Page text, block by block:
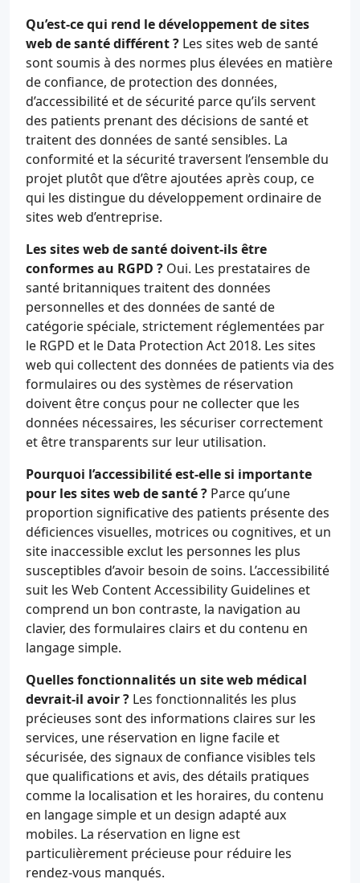
Qu’est-ce qui rend le développement de sites
web de santé différent ? Les sites web de santé
sont soumis à des normes plus élevées en matière
de confiance, de protection des données,
d’accessibilité et de sécurité parce qu’ils servent
des patients prenant des décisions de santé et
traitent des données de santé sensibles. La
conformité et la sécurité traversent l’ensemble du
projet plutôt que d’être ajoutées après coup, ce
qui les distingue du développement ordinaire de
sites web d’entreprise.
Les sites web de santé doivent-ils être
conformes au RGPD ? Oui. Les prestataires de
santé britanniques traitent des données
personnelles et des données de santé de
catégorie spéciale, strictement réglementées par
le RGPD et le Data Protection Act 2018. Les sites
web qui collectent des données de patients via des
formulaires ou des systèmes de réservation
doivent être conçus pour ne collecter que les
données nécessaires, les sécuriser correctement
et être transparents sur leur utilisation.
Pourquoi l’accessibilité est-elle si importante
pour les sites web de santé ? Parce qu’une
proportion significative des patients présente des
déficiences visuelles, motrices ou cognitives, et un
site inaccessible exclut les personnes les plus
susceptibles d’avoir besoin de soins. L’accessibilité
suit les Web Content Accessibility Guidelines et
comprend un bon contraste, la navigation au
clavier, des formulaires clairs et du contenu en
langage simple.
Quelles fonctionnalités un site web médical
devrait-il avoir ? Les fonctionnalités les plus
précieuses sont des informations claires sur les
services, une réservation en ligne facile et
sécurisée, des signaux de confiance visibles tels
que qualifications et avis, des détails pratiques
comme la localisation et les horaires, du contenu
en langage simple et un design adapté aux
mobiles. La réservation en ligne est
particulièrement précieuse pour réduire les
rendez-vous manqués.